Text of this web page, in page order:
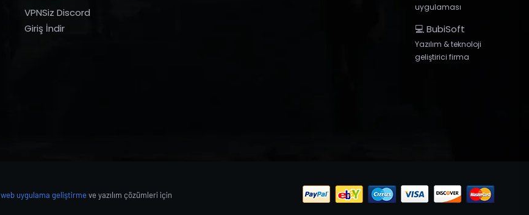
VPNSiz Discord
Giriş İndir
uygulaması
💻 BubiSoft
Yazılım & teknoloji
geliştirici firma
web uygulama geliştirmeve yazılım çözümleri için